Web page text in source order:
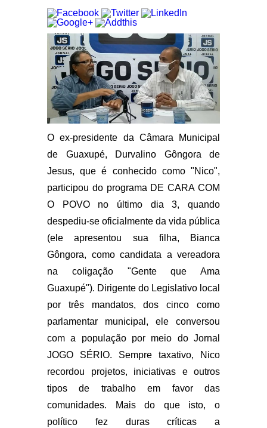
O ex-presidente da Câmara Municipal
de Guaxupé, Durvalino Gôngora de
Jesus, que é conhecido como "Nico",
participou do programa DE CARA COM
O POVO no último dia 3, quando
despediu-se oficialmente da vida pública
(ele apresentou sua filha, Bianca
Gôngora, como candidata a vereadora
na coligação "Gente que Ama
Guaxupé"). Dirigente do Legislativo local
por três mandatos, dos cinco como
parlamentar municipal, ele conversou
com a população por meio do Jornal
JOGO SÉRIO. Sempre taxativo, Nico
recordou projetos, iniciativas e outros
tipos de trabalho em favor das
comunidades. Mais do que isto, o
político fez duras críticas a